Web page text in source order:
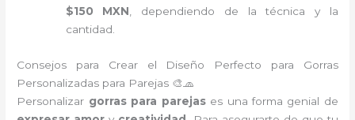
$150 MXN , dependiendo de la técnica y la
cantidad.
Consejos para Crear el Diseño Perfecto para Gorras
Personalizadas para Parejas 🎨🧢
Personalizar gorras para parejases una forma genial de